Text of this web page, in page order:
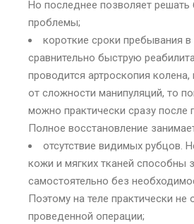
Но последнее позволяет
проблемы;
короткие сроки пребывания в
сравнительно быструю
проводится артроскопия
от сложности манипуляций, то
можно практически сразу после
Полное восстановление
отсутствие видимых рубцов.
кожи и мягких тканей способны
самостоятельно без
Поэтому на теле практически не
проведенной операции;